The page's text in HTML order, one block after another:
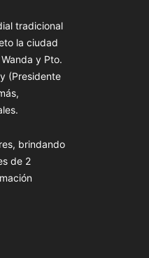
tradicional
la ciudad
y Pto.
(Presidente
brindando
de 2